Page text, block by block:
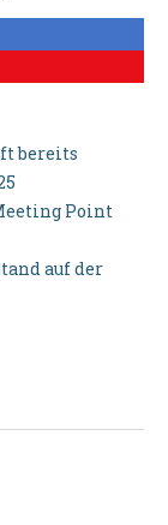
bereits
Point
auf der